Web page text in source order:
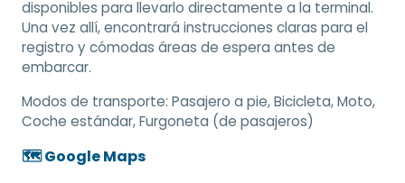
disponibles para llevarlo directamente a la terminal.
Una vez allí, encontrará instrucciones claras para el
registro y cómodas áreas de espera antes de
embarcar.
Modos de transporte: Pasajero a pie, Bicicleta, Moto,
Coche estándar, Furgoneta (de pasajeros)
🗺️ Google Maps